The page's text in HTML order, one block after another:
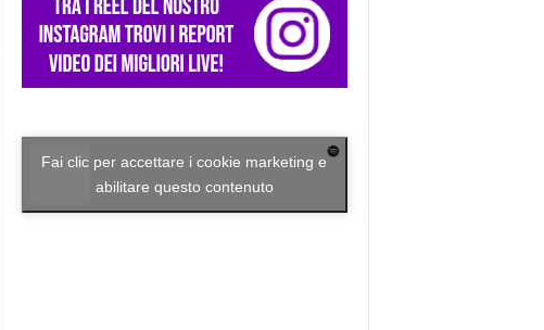
Fai clic per accettare i cookie marketing e
abilitare questo contenuto